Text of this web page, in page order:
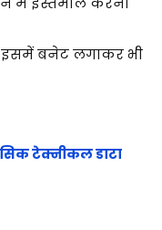
इसमें बनेट लगाकर भी
टेक्नीकल डाटा